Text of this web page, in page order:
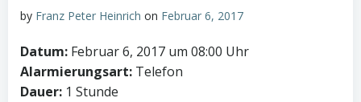
by Franz Peter Heinrich on Februar 6, 2017
Datum: Februar 6, 2017 um 08:00 Uhr
Alarmierungsart: Telefon
Dauer: 1 Stunde